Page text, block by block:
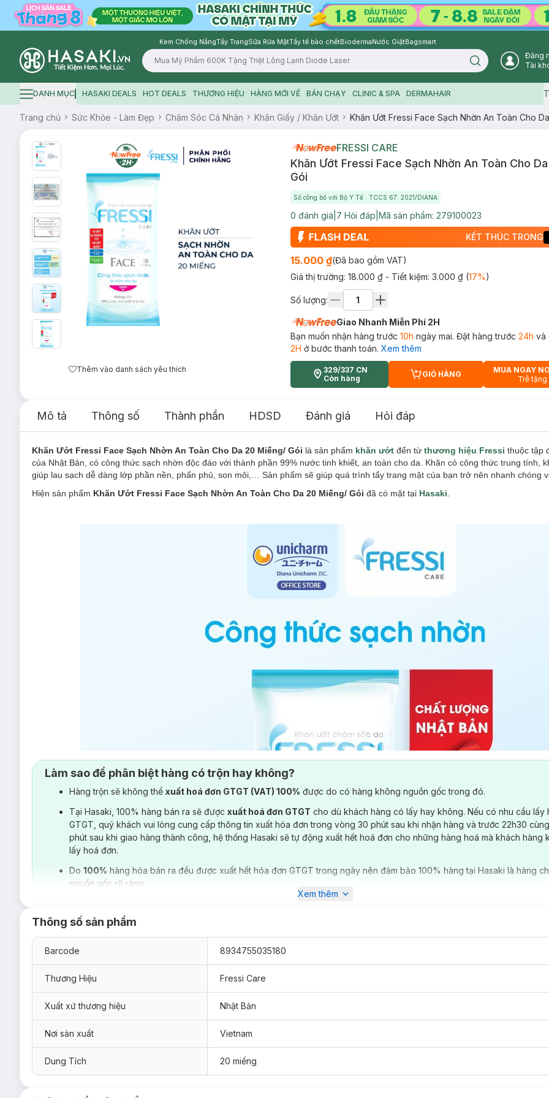
Kem Chống NắngTẩy TrangSữa Rửa MặtTẩy tế bào chếtBiodermaNước GiặtBagsmart
Logo
Search icon
Đăng
Tài
Hamburger icon
DANH MỤC HASAKI DEALS HOT DEALS THƯƠNG HIỆU HÀNG MỚI VỀ BÁN CHẠY CLINIC & SPA DERMAHAIR
Trang chủ Sức Khỏe - Làm Đẹp Chăm Sóc Cá Nhân Khăn Giấy / Khăn Ướt Khăn Ướt Fressi Face Sạch Nhờn An Toàn Cho
Thêm vào danh sách yêu thích
FRESSI CARE
Khăn Ướt Fressi Face Sạch Nhờn An Toàn Cho
Gói
Số công bố với Bộ Y Tế : TCCS 67: 2021/DIANA
0 đánh giá 7 Hỏi đáp Mã sản phẩm: 279100023
KẾT THÚC TRONG
15.000 ₫(Đã bao gồm VAT)
Giá thị trường: 18.000 ₫ - Tiết kiệm: 3.000 ₫(17%)
Số lượng:
Giao Nhanh Miễn Phí 2H
Bạn muốn nhận hàng trước 10h ngày mai. Đặt hàng trước 24h và
2H ở bước thanh toán. Xem thêm
329/337 CN
Còn hàng
CART PLUS ICON
GIỎ HÀNG
MUA NGAY
Trễ tặng
Mô tả Thông số Thành phần HDSD Đánh giá Hỏi đáp
Khăn Ướt Fressi Face Sạch Nhờn An Toàn Cho Da 20 Miếng/ Gói là sản phẩm khăn ướt đến từ thương hiệu Fressi thuộc tập
của Nhật Bản, có công thức sạch nhờn độc đáo với thành phần 99% nước tinh khiết, an toàn cho da. Khăn có công thức trung tính,
giúp lau sạch dễ dàng lớp phần nền, phấn phủ, son môi,… Sản phẩm sẽ giúp quá trình tẩy trang mặt của bạn trở nên nhanh chóng
Hiện sản phẩm Khăn Ướt Fressi Face Sạch Nhờn An Toàn Cho Da 20 Miếng/ Gói đã có mặt tại Hasaki
Thích hợp sử dụng trong:
Các hoạt động ngoại trời như thể thao, dã ngoại, du lịch,…
Làm sao để phân biệt hàng có trộn hay không?
Hàng trộn sẽ không thể xuất hoá đơn GTGT (VAT) 100% được do có hàng không nguồn gốc trong đó.
Tại Hasaki, 100% hàng bán ra sẽ được xuất hoá đơn GTGT cho dù khách hàng có lấy hay không. Nếu có nhu cầu lấy
GTGT, quý khách vui lòng cung cấp thông tin xuất hóa đơn trong vòng 30 phút sau khi nhận hàng và trước 22h30
phút sau khi giao hàng thành công, hệ thống Hasaki sẽ tự động xuất hết hoá đơn cho những hàng hoá mà khách hàng
lấy hoá đơn.
Do 100% hàng hóa bán ra đều được xuất hết hóa đơn GTGT trong ngày nên đảm bảo 100% hàng tại Hasaki là hàng
nguồn gốc rõ ràng.
Xem thêm
Thông số sản phẩm
Barcode 8934755035180
Thương Hiệu Fressi Care
Xuất xứ thương hiệu Nhật Bản
Nơi sản xuất Vietnam
Dung Tích 20 miếng